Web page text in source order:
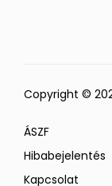
Copyright ©
ÁSZF
Hibabejelentés
Kapcsolat